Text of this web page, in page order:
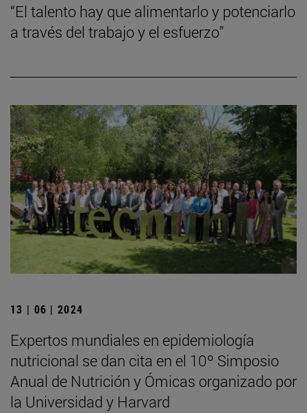
“El talento hay que alimentarlo y potenciarlo
a través del trabajo y el esfuerzo”
13 | 06 | 2024
Expertos mundiales en epidemiología
nutricional se dan cita en el 10º Simposio
Anual de Nutrición y Ómicas organizado por
la Universidad y Harvard